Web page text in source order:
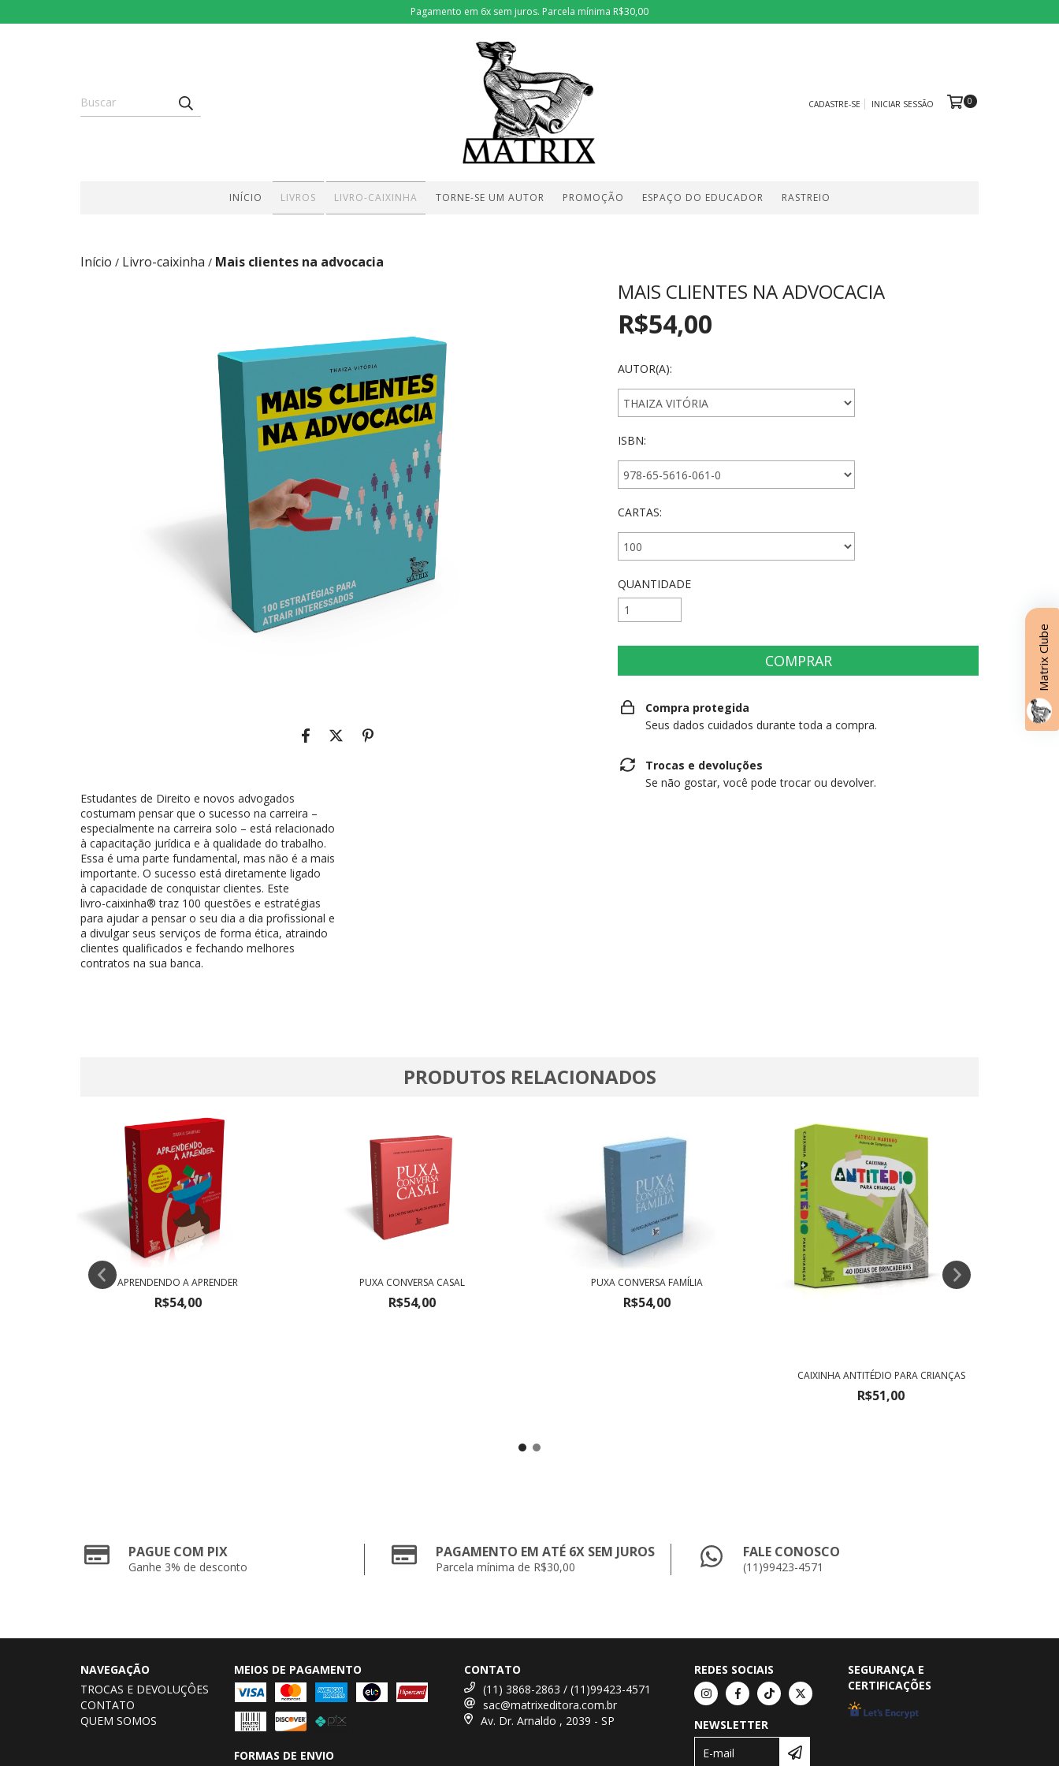
Pagamento em 6x sem juros. Parcela mínima R$30,00
CADASTRE-SE INICIAR SESSÃO 0
INÍCIO LIVROS LIVRO-CAIXINHA TORNE-SE UM AUTOR PROMOÇÃO ESPAÇO DO EDUCADOR RASTREIO
Início / Livro-caixinha / Mais clientes na advocacia
Estudantes de Direito e novos advogados
costumam pensar que o sucesso na carreira –
especialmente na carreira solo – está relacionado
à capacitação jurídica e à qualidade do trabalho.
Essa é uma parte fundamental, mas não é a mais
importante. O sucesso está diretamente ligado
à capacidade de conquistar clientes. Este
livro-caixinha® traz 100 questões e estratégias
para ajudar a pensar o seu dia a dia profissional e
a divulgar seus serviços de forma ética, atraindo
clientes qualificados e fechando melhores
contratos na sua banca.
MAIS CLIENTES NA ADVOCACIA
R$54,00
AUTOR(A):
ISBN:
CARTAS:
QUANTIDADE
Compra protegida
Seus dados cuidados durante toda a compra.
Trocas e devoluções
Se não gostar, você pode trocar ou devolver.
PRODUTOS RELACIONADOS
APRENDENDO A APRENDER
R$54,00
PUXA CONVERSA CASAL
R$54,00
PUXA CONVERSA FAMÍLIA
R$54,00
CAIXINHA ANTITÉDIO PARA CRIANÇAS
R$51,00
PAGUE COM PIX
Ganhe 3% de desconto
PAGAMENTO EM ATÉ 6X SEM JUROS
Parcela mínima de R$30,00
FALE CONOSCO
(11)99423-4571
NAVEGAÇÃO
TROCAS E DEVOLUÇÔES
CONTATO
QUEM SOMOS
MEIOS DE PAGAMENTO
FORMAS DE ENVIO
CONTATO
(11) 3868-2863 / (11)99423-4571
sac@matrixeditora.com.br
Av. Dr. Arnaldo , 2039 - SP
REDES SOCIAIS
NEWSLETTER
SEGURANÇA E
CERTIFICAÇÕES
Matrix Clube